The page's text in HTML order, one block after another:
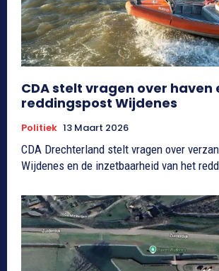
CDA stelt vragen over haven
reddingspost Wijdenes
Politiek 13 Maart 2026
CDA Drechterland stelt vragen over
Wijdenes en de inzetbaarheid van het